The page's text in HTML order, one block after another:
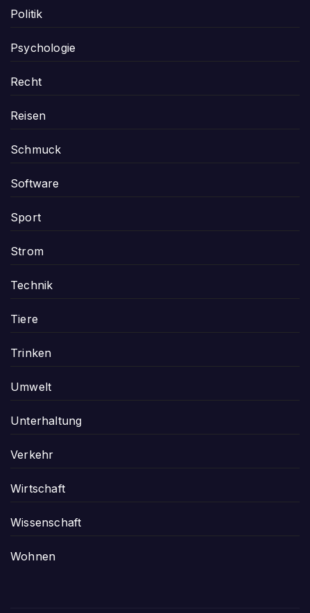
Politik
Psychologie
Recht
Reisen
Schmuck
Software
Sport
Strom
Technik
Tiere
Trinken
Umwelt
Unterhaltung
Verkehr
Wirtschaft
Wissenschaft
Wohnen